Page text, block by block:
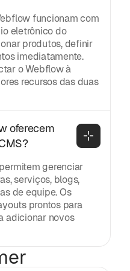
funcionam com
eletrônico do
produtos, definir
imediatamente.
o Webflow à
recursos das duas
oferecem
gerenciar
serviços, blogs,
de equipe. Os
prontos para
adicionar novos